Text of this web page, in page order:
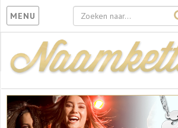
Toggle
navigation
MENU